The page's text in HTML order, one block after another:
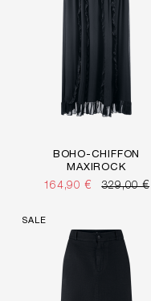
BOHO-CHIFFON
MAXIROCK
164,90 € 329,00 €
SALE